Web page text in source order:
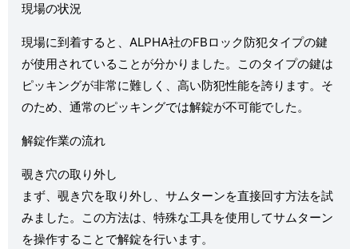
現場の状況
現場に到着すると、ALPHA社のFBロック防犯タイプの鍵
が使用されていることが分かりました。このタイプの鍵は
ピッキングが非常に難しく、高い防犯性能を誇ります。そ
のため、通常のピッキングでは解錠が不可能でした。
解錠作業の流れ
覗き穴の取り外し
まず、覗き穴を取り外し、サムターンを直接回す方法を試
みました。この方法は、特殊な工具を使用してサムターン
を操作することで解錠を行います。